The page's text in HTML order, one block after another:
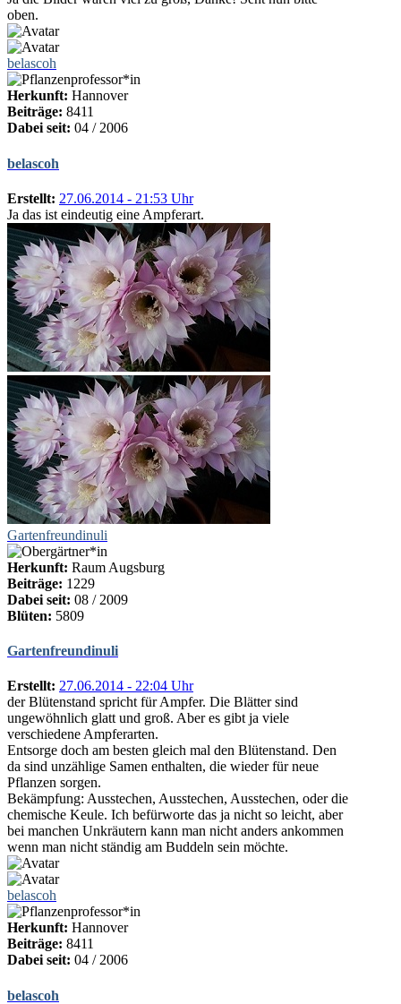
oben.
belascoh
Herkunft: Hannover
Beiträge: 8411
Dabei seit: 04 / 2006
belascoh
Erstellt: 27.06.2014 - 21:53 Uhr
Ja das ist eindeutig eine Ampferart.
Gartenfreundinuli
Herkunft: Raum Augsburg
Beiträge: 1229
Dabei seit: 08 / 2009
Blüten: 5809
Gartenfreundinuli
Erstellt: 27.06.2014 - 22:04 Uhr
der Blütenstand spricht für Ampfer. Die Blätter sind
ungewöhnlich glatt und groß. Aber es gibt ja viele
verschiedene Ampferarten.
Entsorge doch am besten gleich mal den Blütenstand. Den
da sind unzählige Samen enthalten, die wieder für neue
Pflanzen sorgen.
Bekämpfung: Ausstechen, Ausstechen, Ausstechen, oder die
chemische Keule. Ich befürworte das ja nicht so leicht, aber
bei manchen Unkräutern kann man nicht anders ankommen
wenn man nicht ständig am Buddeln sein möchte.
belascoh
Herkunft: Hannover
Beiträge: 8411
Dabei seit: 04 / 2006
belascoh